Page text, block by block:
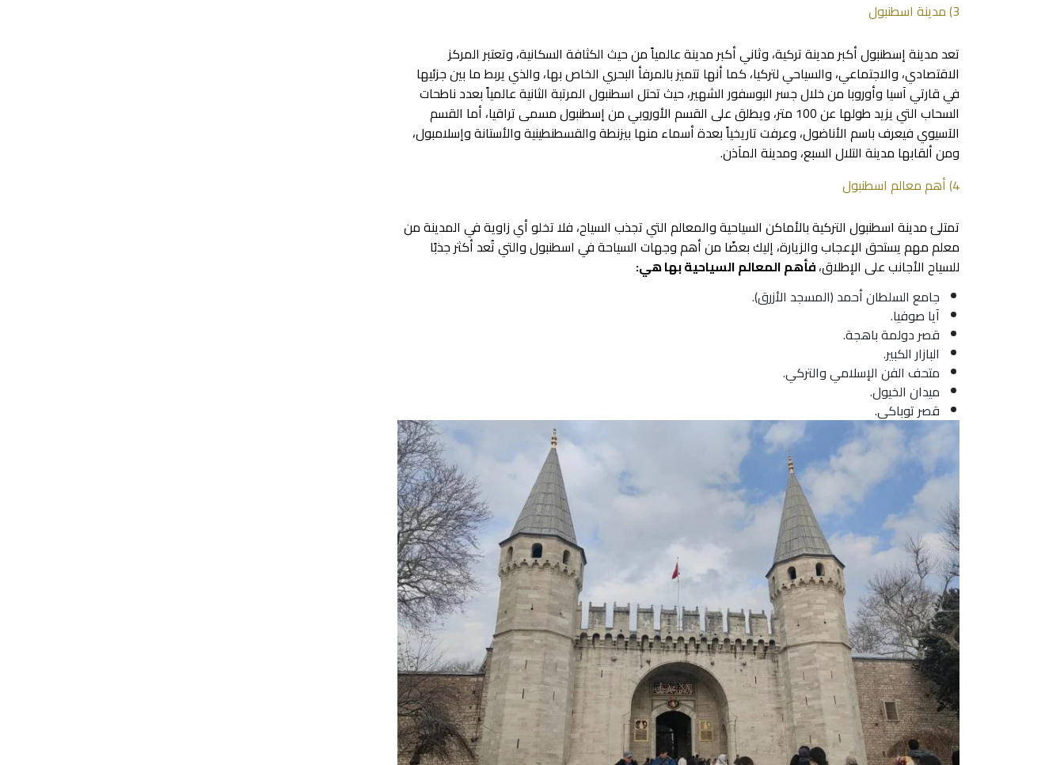
3) مدينة اسطنبول
تعد مدينة إسطنبول أكبر مدينة تركية، وثاني أكبر مدينة عالمياً من حيث الكثافة السكانية، وتعتبر المركز
الاقتصادي، والاجتماعي، والسياحي لتركيا، كما أنها تتميز بالمرفأ البحري الخاص بها، والذي يربط ما بين جزئيها
في قارتي آسيا وأوروبا من خلال جسر البوسفور الشهير، حيث تحتل اسطنبول المرتبة الثانية عالمياً بعدد ناطحات
السحاب التي يزيد طولها عن 100 متر، ويطلق على القسم الأوروبي من إسطنبول مسمى تراقيا، أما القسم
الآسيوي فيعرف باسم الأناضول، وعرفت تاريخياً بعدة أسماء منها بيزنطة والقسطنطينية والأستانة وإسلامبول،
ومن ألقابها مدينة التلال السبع، ومدينة المآذن.
4) أهم معالم اسطنبول
تمتلئ مدينة اسطنبول التركية بالأماكن السياحية والمعالم التي تجذب السياح، فلا تخلو أي زاوية في المدينة من
معلم مهم يستحق الإعجاب والزيارة، إليك بعضًا من أهم وجهات السياحة في اسطنبول والتي تُعد أكثر جذبًا
للسياح الأجانب على الإطلاق،فأهم المعالم السياحية بها هي:
جامع السلطان أحمد (المسجد الأزرق).
آيا صوفيا.
قصر دولمة باهجة.
البازار الكبير.
متحف الفن الإسلامي والتركي.
ميدان الخيول.
قصر توباكي.